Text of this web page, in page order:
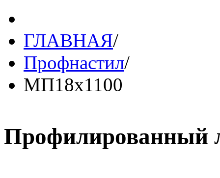
ГЛАВНАЯ/
Профнастил/
МП18х1100
Профилированный